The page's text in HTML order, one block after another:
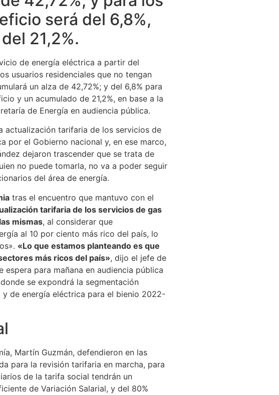
será del 6,8%,
21,2%.
de energía eléctrica a partir del
usuarios residenciales que no tengan
un alza de 42,72%; y del 6,8% para
y un acumulado de 21,2%, en base a la
de Energía en audiencia pública.
actualización tarifaria de los servicios de
por el Gobierno nacional y, en ese marco,
dejaron trascender que se trata de
no puede tomarla, no va a poder seguir
del área de energía.
tras el encuentro que mantuvo con el
tarifaria de los servicios de gas
mismas, al considerar que
al 10 por ciento más rico del país, lo
«Lo que estamos planteando es que
más ricos del país», dijo el jefe de
espera para mañana en audiencia pública
se expondrá la segmentación
de energía eléctrica para el bienio 2022-
Martín Guzmán, defendieron en las
para la revisión tarifaria en marcha, para
de la tarifa social tendrán un
de Variación Salarial, y del 80%